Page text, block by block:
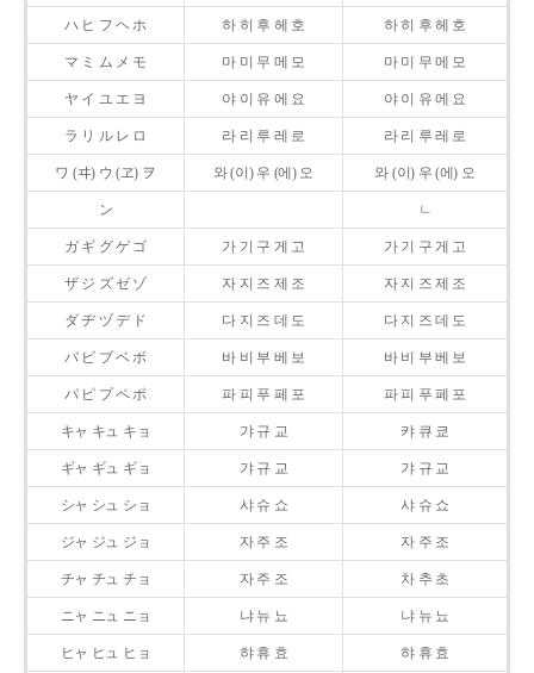
ハ ヒ フ ヘ ホ 하 히 후 헤 호 하 히 후 헤 호
マ ミ ム メ モ 마 미 무 메 모 마 미 무 메 모
ヤ イ ユ エ ヨ 야 이 유 에 요 야 이 유 에 요
ラ リ ル レ ロ 라 리 루 레 로 라 리 루 레 로
ワ (ヰ) ウ (ヱ) ヲ 와 (이) 우 (에) 오 와 (이) 우 (에) 오
ン ㄴ
ガ ギ グ ゲ ゴ 가 기 구 게 고 가 기 구 게 고
ザ ジ ズ ゼ ゾ 자 지 즈 제 조 자 지 즈 제 조
ダ ヂ ヅ デ ド 다 지 즈 데 도 다 지 즈 데 도
バ ビ ブ ベ ボ 바 비 부 베 보 바 비 부 베 보
パ ピ プ ペ ポ 파 피 푸 페 포 파 피 푸 페 포
キャ キュ キョ 갸 규 교 캬 큐 쿄
ギャ ギュ ギョ 갸 규 교 갸 규 교
シャ シュ ショ 샤 슈 쇼 샤 슈 쇼
ジャ ジュ ジョ 자 주 조 자 주 조
チャ チュ チョ 자 주 조 차 추 초
ニャ ニュ ニョ 냐 뉴 뇨 냐 뉴 뇨
ヒャ ヒュ ヒョ 햐 휴 효 햐 휴 효